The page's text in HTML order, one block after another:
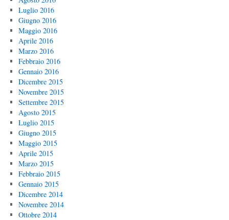
Luglio 2016
Giugno 2016
Maggio 2016
Aprile 2016
Marzo 2016
Febbraio 2016
Gennaio 2016
Dicembre 2015
Novembre 2015
Settembre 2015
Agosto 2015
Luglio 2015
Giugno 2015
Maggio 2015
Aprile 2015
Marzo 2015
Febbraio 2015
Gennaio 2015
Dicembre 2014
Novembre 2014
Ottobre 2014